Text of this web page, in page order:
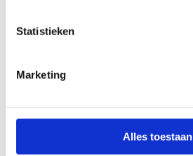
Statistieken
Marketing
Alles toestaan